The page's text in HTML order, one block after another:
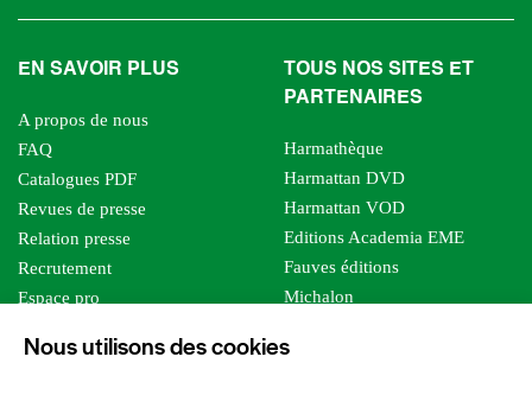
Nous utilisons des cookies
EN SAVOIR PLUS
A propos de nous
FAQ
Catalogues PDF
Revues de presse
Relation presse
Recrutement
Espace pro
Foreign rights
TOUS NOS SITES ET
PARTENAIRES
Harmathèque
Harmattan DVD
Harmattan VOD
Editions Academia EME
Fauves éditions
Michalon
Editions Sutton